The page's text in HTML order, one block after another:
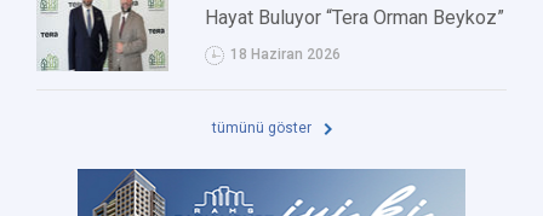
Hayat Buluyor “Tera Orman Beykoz”
18 Haziran 2026
tümünü göster